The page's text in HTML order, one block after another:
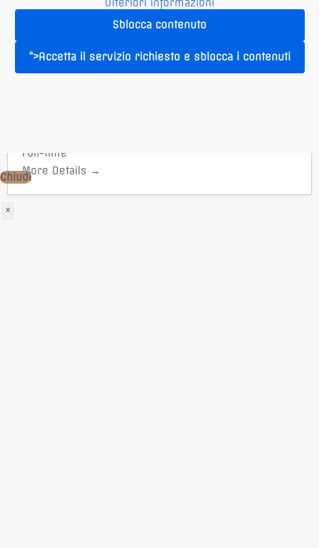
Full-time
More Details
Sblocca contenuto
">Accetta il servizio richiesto e sblocca i contenuti
Chiudi
×